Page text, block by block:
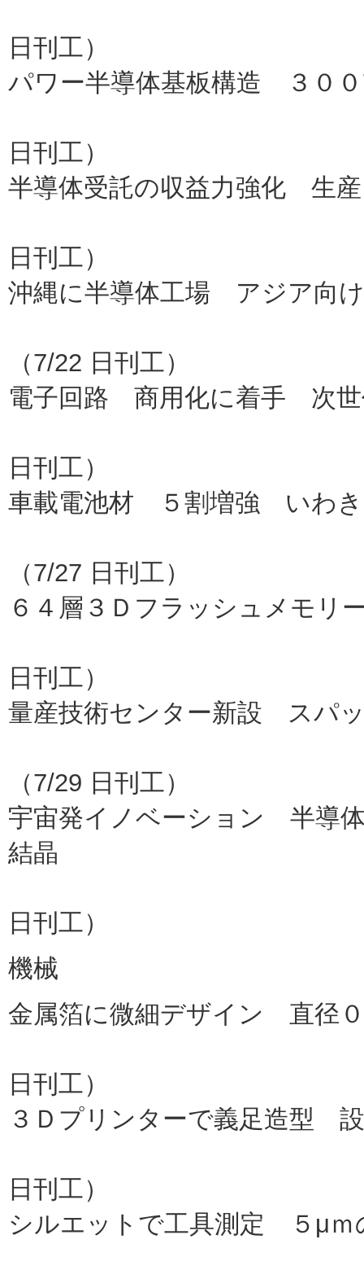
日刊工）
パワー半導体基板構造 ３０
日刊工）
半導体受託の収益力強化 生
日刊工）
沖縄に半導体工場 アジア向
（7/22 日刊工）
電子回路 商用化に着手 次
日刊工）
車載電池材 ５割増強 いわき
（7/27 日刊工）
６４層３Ｄフラッシュメモリ
日刊工）
量産技術センター新設 スパ
（7/29 日刊工）
宇宙発イノベーション 半導
結晶
日刊工）
機械
金属箔に微細デザイン 直径
日刊工）
３Ｄプリンターで義足造型
日刊工）
シルエットで工具測定 ５μ